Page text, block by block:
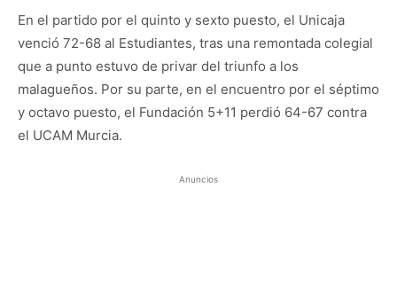
En el partido por el quinto y sexto puesto, el Unicaja
venció 72-68 al Estudiantes, tras una remontada colegial
que a punto estuvo de privar del triunfo a los
malagueños. Por su parte, en el encuentro por el séptimo
y octavo puesto, el Fundación 5+11 perdió 64-67 contra
el UCAM Murcia.
Anuncios